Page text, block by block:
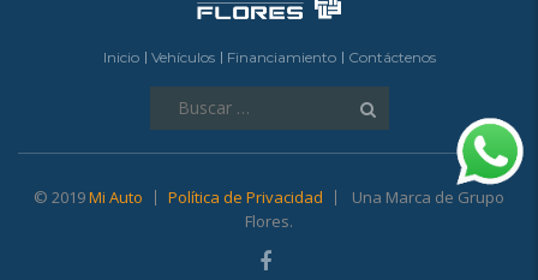
Inicio Vehículos Financiamiento Contáctenos
© 2019Mi Auto Política de Privacidad
Una Marca de Grupo
Flores.